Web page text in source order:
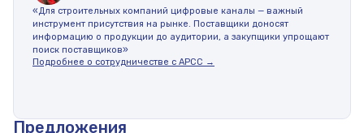
«Для строительных компаний цифровые каналы — важный
инструмент присутствия на рынке. Поставщики доносят
информацию о продукции до аудитории, а закупщики упрощают
поиск поставщиков»
Подробнее о сотрудничестве с АРСС →
Предложения